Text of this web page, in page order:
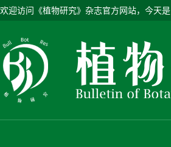
欢迎访问《植物研究》杂志官方网站，今天是